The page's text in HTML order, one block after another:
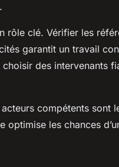
rôle clé. Vérifier les
garantit un travail
des intervenants
compétents sont
les chances